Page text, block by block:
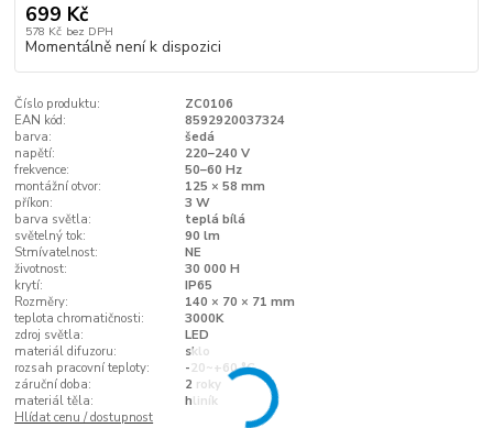
699 Kč
578 Kč bez DPH
Momentálně není k dispozici
Číslo produktu:
ZC0106
EAN kód:
8592920037324
barva:
šedá
napětí:
220–240 V
frekvence:
50–60 Hz
montážní otvor:
125 × 58 mm
příkon:
3 W
barva světla:
teplá bílá
světelný tok:
90 lm
Stmívatelnost:
NE
životnost:
30 000 H
krytí:
IP65
Rozměry:
140 × 70 × 71 mm
teplota chromatičnosti:
3000K
zdroj světla:
LED
materiál difuzoru:
sklo
rozsah pracovní teploty:
-20~+60 °C
záruční doba:
2 roky
materiál těla:
hliník
Hlídat cenu / dostupnost